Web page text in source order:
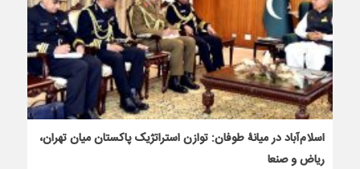
اسلام‌آباد در میانۀ طوفان: توازن استراتژیک پاکستان میان تهران،
ریاض و صنعا